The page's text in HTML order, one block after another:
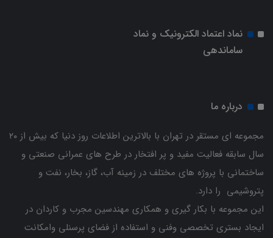
نماد اعتماد الکترونیک و نماد
ساماندهی
درباره ما
مجموعه ای مستقر در تهران با بالاترین اطلاعات روز دنیا که بیش از ۲۰
سال سابقه فعالیت مفید و پر افتخار در طرح های عمرانی صنعتی و
ساختمانی با پروژه های مختلف در زمینه آب، گاز، بخار، نفت و
پتروشیمی را دارد.
این مجموعه با بکار گیری و همکاری مهندسین مجرب و کاردان ‌در
ایجاد بستری تخصصی وفنی و استفاده از فضای پرسنلی وامکانت